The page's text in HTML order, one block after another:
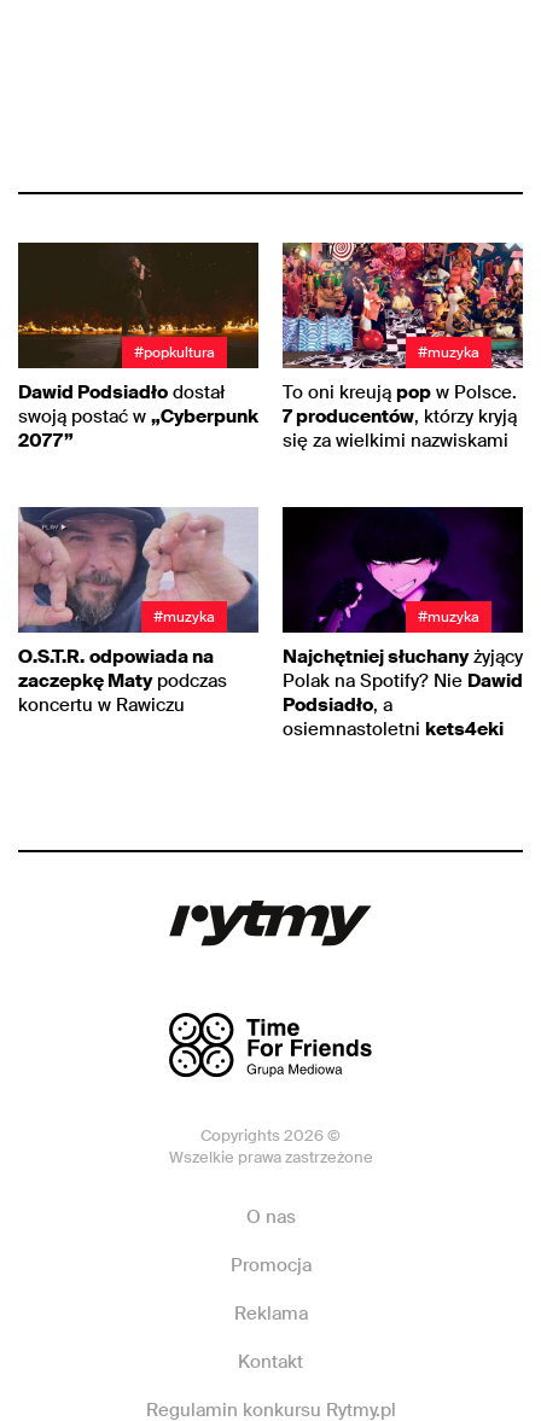
#popkultura
Dawid Podsiadło dostał
swoją postać w „Cyberpunk
2077”
#muzyka
To oni kreują pop w Polsce.
7 producentów, którzy kryją
się za wielkimi nazwiskami
#muzyka
O.S.T.R. odpowiada na
zaczepkę Matypodczas
koncertu w Rawiczu
#muzyka
Najchętniej słuchanyżyjący
Polak na Spotify? Nie Dawid
Podsiadło, a
osiemnastoletni kets4eki
Copyrights 2026 ©
Wszelkie prawa zastrzeżone
O nas
Promocja
Reklama
Kontakt
Regulamin konkursu Rytmy.pl